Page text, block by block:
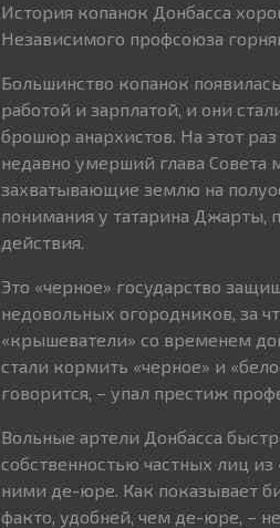
История копанок Донбасса
Независимого профсоюза
Большинство копанок
работой и зарплатой, и они
брошюр анархистов. На этот
недавно умерший глава
захватывающие землю на
понимания у татарина Джарты,
действия.
Это «черное» государство
недовольных огородников, за
«крышеватели» со временем
стали кормить «черное» и
говорится, – упал престиж
Вольные артели Донбасса
собственностью частных лиц из
ними де-юре. Как показывает
факто, удобней, чем де-юре, –